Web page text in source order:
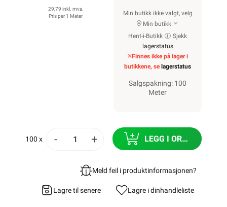
29,79 inkl. mva.
Pris per 1 Meter
Min butikk ikke valgt, velg
Min butikk
Hent-i-Butikk
Sjekk
lagerstatus
Finnes ikke på lager i
butikkene, se lagerstatus
Salgspakning: 100
Meter
100 x - + LEGG I ORDRE
Meld feil i produktinformasjonen?
Lagre til senere Lagre i dinhandleliste